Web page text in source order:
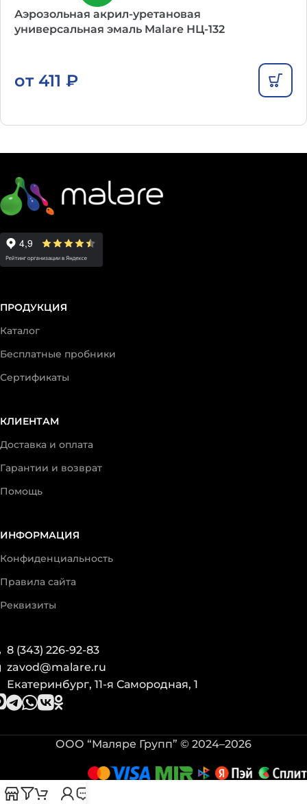
Аэрозольная акрил-уретановая
универсальная эмаль Malare НЦ-132
от 411 ₽
ПРОДУКЦИЯ
Каталог
Бесплатные пробники
Сертификаты
КЛИЕНТАМ
Доставка и оплата
Гарантии и возврат
Помощь
ИНФОРМАЦИЯ
Конфиденциальность
Правила сайта
Реквизиты
8 (343) 226-92-83
zavod@malare.ru
Екатеринбург, 11-я Самородная, 1
ООО “Маляре Групп” © 2024–2026